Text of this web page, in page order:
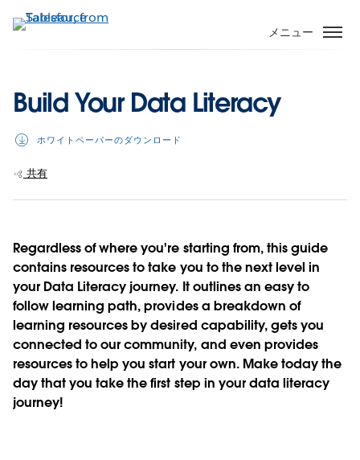
イ
動
メニュー
Build Your Data Literacy
ホワイトペーパーのダウンロード
共有
Regardless of where you're starting from, this guide
contains resources to take you to the next level in
your Data Literacy journey. It outlines an easy to
follow learning path, provides a breakdown of
learning resources by desired capability, gets you
connected to our community, and even provides
resources to help you start your own. Make today the
day that you take the first step in your data literacy
journey!